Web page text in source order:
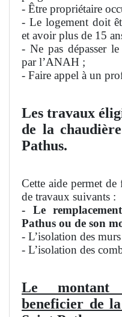
- Être propriétaire
- Le logement doit
et avoir plus de 15
- Ne pas dépasser
par l’ANAH ;
- Faire appel à un
Les travaux
de la
Pathus.
Cette aide permet de
de travaux suivants :
- Le
Pathus ou de son
- L’isolation des murs
- L’isolation des
Le
beneficier de